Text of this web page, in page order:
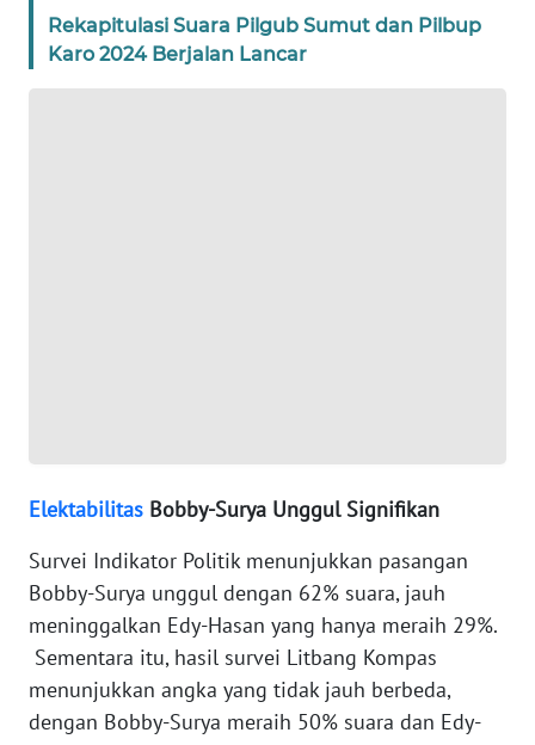
Rekapitulasi Suara Pilgub Sumut dan Pilbup
Karo 2024 Berjalan Lancar
Elektabilitas Bobby-Surya Unggul Signifikan
Survei Indikator Politik menunjukkan pasangan
Bobby-Surya unggul dengan 62% suara, jauh
meninggalkan Edy-Hasan yang hanya meraih 29%.
Sementara itu, hasil survei Litbang Kompas
menunjukkan angka yang tidak jauh berbeda,
dengan Bobby-Surya meraih 50% suara dan Edy-
JAKARTA
PAPUA
BARAT
WN